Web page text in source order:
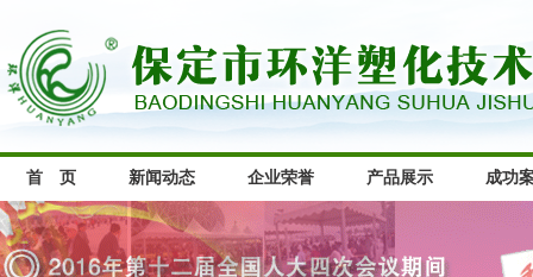
首 页 新闻动态 企业荣誉 产品展示 成功